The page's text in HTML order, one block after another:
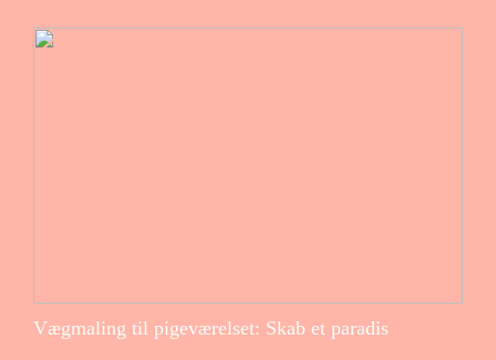
Vægmaling til pigeværelset: Skab et paradis